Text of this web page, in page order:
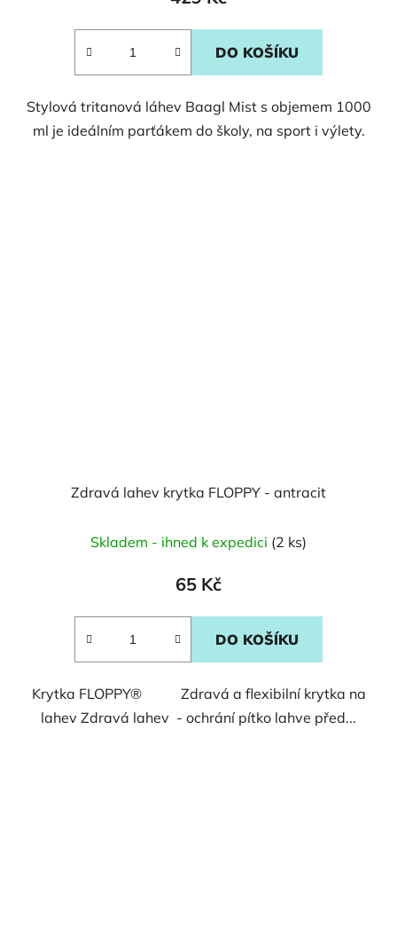
DO KOŠÍKU
Stylová tritanová láhev Baagl Mist s objemem 1000
ml je ideálním parťákem do školy, na sport i výlety.
Zdravá lahev krytka FLOPPY - antracit
Skladem - ihned k expedici (2 ks)
65 Kč
DO KOŠÍKU
Krytka FLOPPY® Zdravá a flexibilní krytka na
lahev Zdravá lahev - ochrání pítko lahve před...